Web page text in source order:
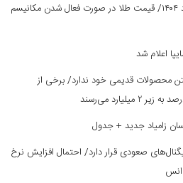
قیمت طلا و سکه امروز ۲۹ مرداد ۱۴۰۴/ قیمت طلا در صورت فعال شدن مکانیسم
اعلام شد
محصولات قدیمی خود ندارد/ برخی از
زامیاد جدید + جدول
صعودی قرار دارد/ احتمال افزایش نرخ